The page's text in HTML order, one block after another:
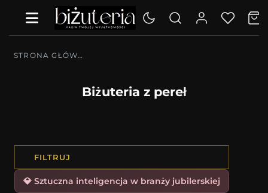
STRONA GŁÓWNA
Biżuteria z pereł
FILTRUJ
💎 Sztuczna inteligencja w branży jubilerskiej